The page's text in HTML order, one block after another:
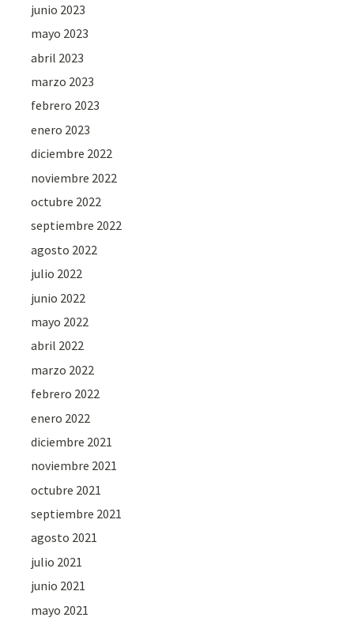
junio 2023
mayo 2023
abril 2023
marzo 2023
febrero 2023
enero 2023
diciembre 2022
noviembre 2022
octubre 2022
septiembre 2022
agosto 2022
julio 2022
junio 2022
mayo 2022
abril 2022
marzo 2022
febrero 2022
enero 2022
diciembre 2021
noviembre 2021
octubre 2021
septiembre 2021
agosto 2021
julio 2021
junio 2021
mayo 2021